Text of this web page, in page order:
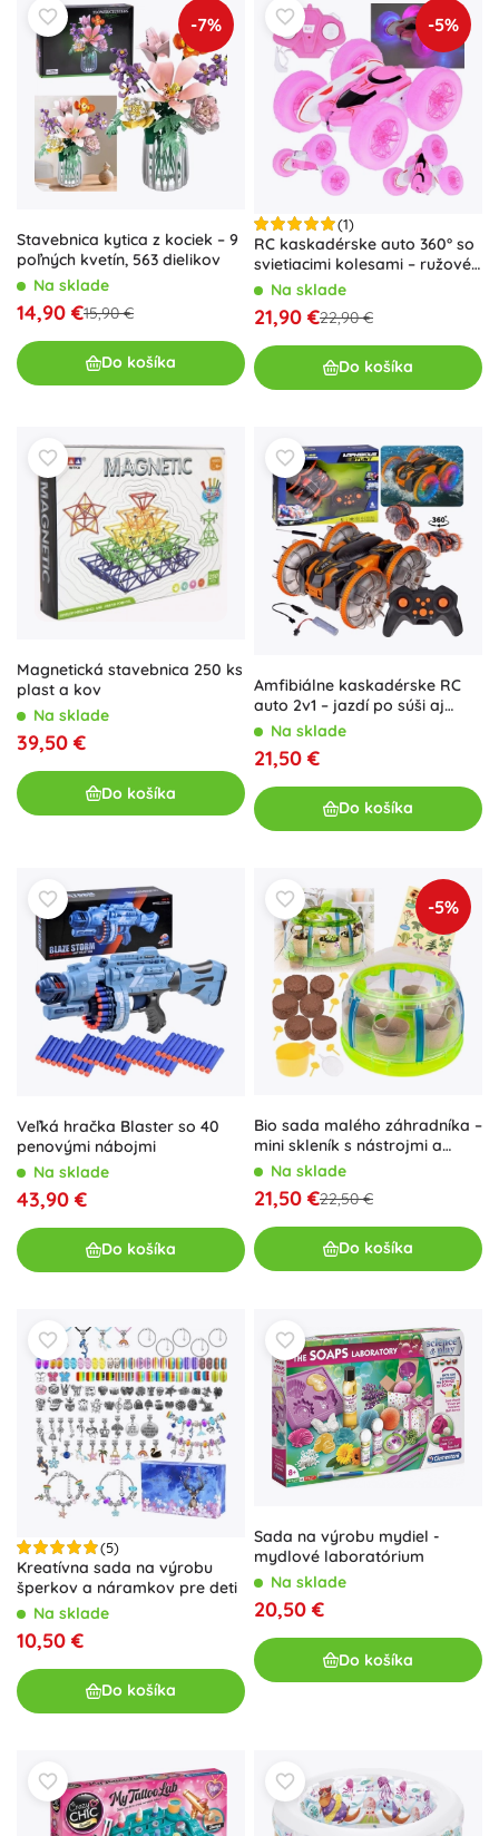
-7%
Stavebnica kytica z kociek – 9
poľných kvetín, 563 dielikov
Na sklade
14,90 €15,90 €
Do košíka
-5%
(1)
RC kaskadérske auto 360° so
svietiacimi kolesami – ružové
FLORID Rolling
Na sklade
21,90 €22,90 €
Do košíka
Magnetická stavebnica 250 ks
plast a kov
Na sklade
39,50 €
Do košíka
Amfibiálne kaskadérske RC
auto 2v1 – jazdí po súši aj
vode, LED kolesá
Na sklade
21,50 €
Do košíka
Veľká hračka Blaster so 40
penovými nábojmi
Na sklade
43,90 €
Do košíka
-5%
Bio sada malého záhradníka –
mini skleník s nástrojmi a
semienkami na pestovanie
Na sklade
21,50 €22,50 €
Do košíka
(5)
Kreatívna sada na výrobu
šperkov a náramkov pre deti
Na sklade
10,50 €
Do košíka
Sada na výrobu mydiel -
mydlové laboratórium
Na sklade
20,50 €
Do košíka